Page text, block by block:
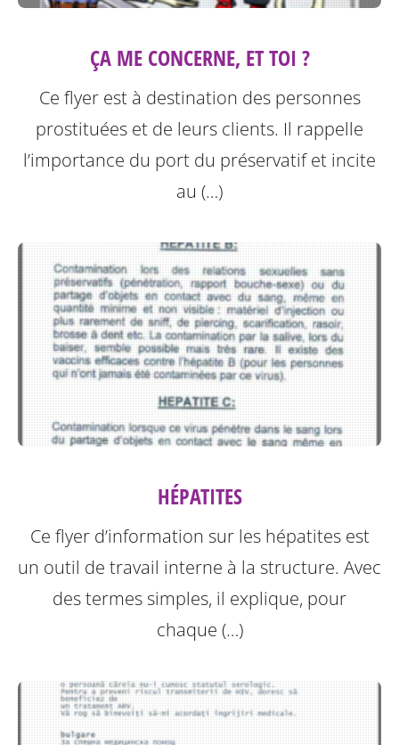
ÇA ME CONCERNE, ET TOI ?
Ce flyer est à destination des personnes
prostituées et de leurs clients. Il rappelle
l’importance du port du préservatif et incite
au (…)
HÉPATITES
Ce flyer d’information sur les hépatites est
un outil de travail interne à la structure. Avec
des termes simples, il explique, pour
chaque (…)